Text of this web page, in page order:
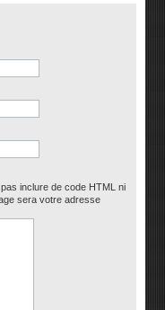
inclure de code HTML ni
sera votre adresse